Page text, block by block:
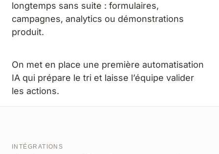
longtemps sans suite : formulaires,
campagnes, analytics ou démonstrations
produit.
On met en place une première automatisation
IA qui prépare le tri et laisse l’équipe valider
les actions.
INTÉGRATIONS